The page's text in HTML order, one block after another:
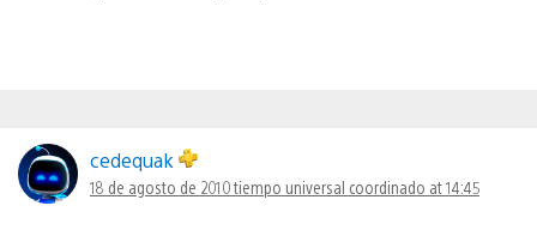
cedequak
18 de agosto de 2010 tiempo universal coordinado at 14:45